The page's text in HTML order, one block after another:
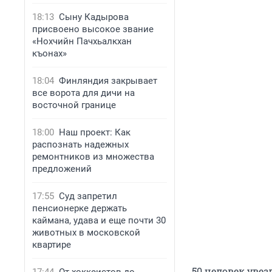
18:13 Сыну Кадырова
присвоено высокое звание
«Нохчийн Пачхьалкхан
къонах»
18:04 Финляндия закрывает
все ворота для дичи на
восточной границе
18:00 Наш проект: Как
распознать надежных
ремонтников из множества
предложений
17:55 Суд запретил
пенсионерке держать
каймана, удава и еще почти 30
животных в московской
квартире